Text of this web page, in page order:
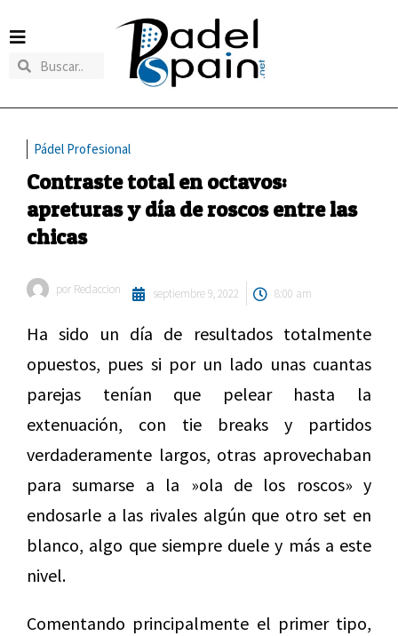
Pádel Profesional
Contraste total en octavos:
apreturas y día de roscos entre las
chicas
por Redaccion septiembre 9, 2022 8:00 am
Ha sido un día de resultados totalmente
opuestos, pues si por un lado unas cuantas
parejas tenían que pelear hasta la
extenuación, con tie breaks y partidos
verdaderamente largos, otras aprovechaban
para sumarse a la »ola de los roscos» y
endosarle a las rivales algún que otro set en
blanco, algo que siempre duele y más a este
nivel.
Comentando principalmente el primer tipo,